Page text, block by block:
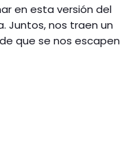
en esta versión del
Juntos, nos traen un
que se nos escapen